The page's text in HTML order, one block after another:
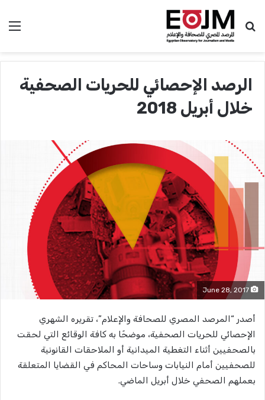
بحث عن
الرصد الإحصائي للحريات الصحفية
خلال أبريل 2018
أصدر “المرصد المصري للصحافة والإعلام”، تقريره الشهري
الإحصائي للحريات الصحفية، موضحًا به كافة الوقائع التي لحقت
بالصحفيين أثناء التغطية الميدانية أو الملاحقات القانونية
للصحفيين أمام النيابات وساحات المحاكم في القضايا المتعلقة
بعملهم الصحفي خلال أبريل الماضي.